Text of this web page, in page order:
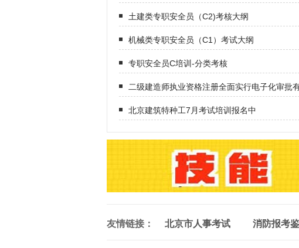
土建类专职安全员（C2)考核大纲
机械类专职安全员（C1）考试大纲
专职安全员C培训-分类考核
二级建造师执业资格注册全面实行电子化审批
北京建筑特种工7月考试培训报名中
友情链接： 北京市人事考试 消防报考